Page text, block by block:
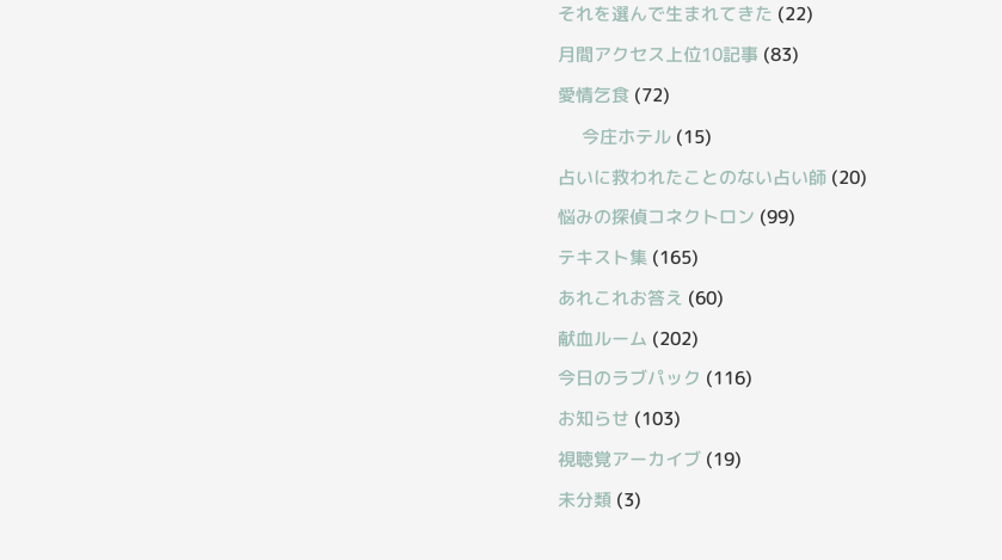
それを選んで生まれてきた (22)
月間アクセス上位10記事 (83)
愛情乞食 (72)
今庄ホテル (15)
占いに救われたことのない占い師 (20)
悩みの探偵コネクトロン (99)
テキスト集 (165)
あれこれお答え (60)
献血ルーム (202)
今日のラブパック (116)
お知らせ (103)
視聴覚アーカイブ (19)
未分類 (3)